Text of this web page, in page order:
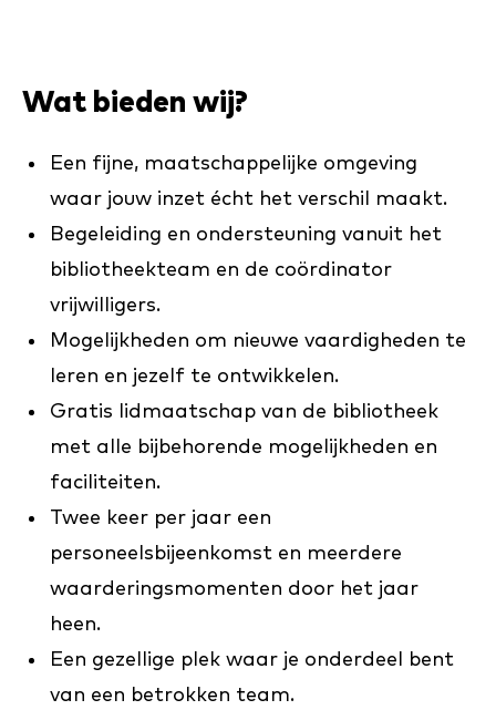
Wat bieden wij?
Een fijne, maatschappelijke omgeving
waar jouw inzet écht het verschil maakt.
Begeleiding en ondersteuning vanuit het
bibliotheekteam en de coördinator
vrijwilligers.
Mogelijkheden om nieuwe vaardigheden te
leren en jezelf te ontwikkelen.
Gratis lidmaatschap van de bibliotheek
met alle bijbehorende mogelijkheden en
faciliteiten.
Twee keer per jaar een
personeelsbijeenkomst en meerdere
waarderingsmomenten door het jaar
heen.
Een gezellige plek waar je onderdeel bent
van een betrokken team.